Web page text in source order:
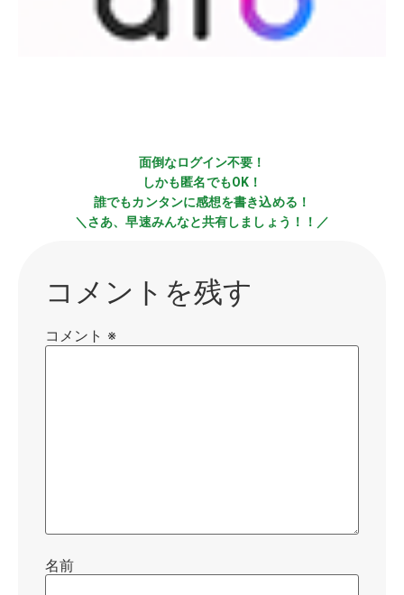
面倒なログイン不要！
しかも匿名でもOK！
誰でもカンタンに感想を書き込める！
＼さあ、早速みんなと共有しましょう！！／
コメントを残す
コメント ※
名前